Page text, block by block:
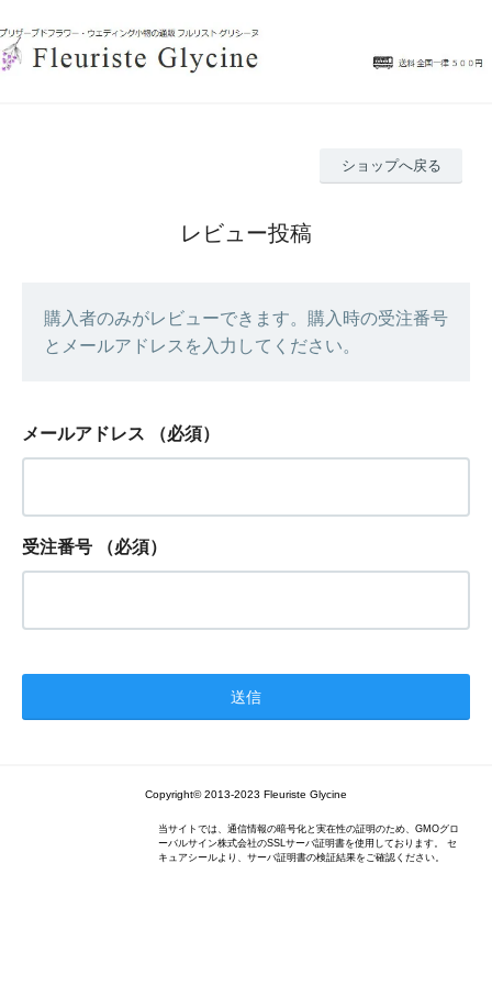
ショップへ戻る
レビュー投稿
購入者のみがレビューできます。購入時の受注番号
とメールアドレスを入力してください。
メールアドレス （必須）
受注番号 （必須）
Copyright© 2013-2023 Fleuriste Glycine
当サイトでは、通信情報の暗号化と実在性の証明のため、GMOグロ
ーバルサイン株式会社のSSLサーバ証明書を使用しております。 セ
キュアシールより、サーバ証明書の検証結果をご確認ください。